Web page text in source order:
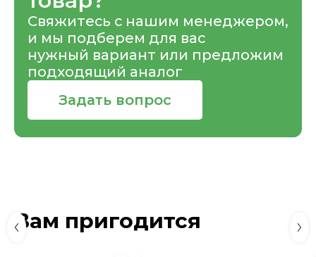
Свяжитесь с нашим менеджером,
и мы подберем для вас
нужный вариант или предложим
подходящий аналог
Задать вопрос
Вам пригодится